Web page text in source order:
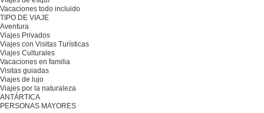
Vacaciones todo incluido
TIPO DE VIAJE
Aventura
Viajes Privados
Viajes con Visitas Turísticas
Viajes Culturales
Vacaciones en familia
Visitas guiadas
Viajes de lujo
Viajes por la naturaleza
ANTÁRTICA
PERSONAS MAYORES